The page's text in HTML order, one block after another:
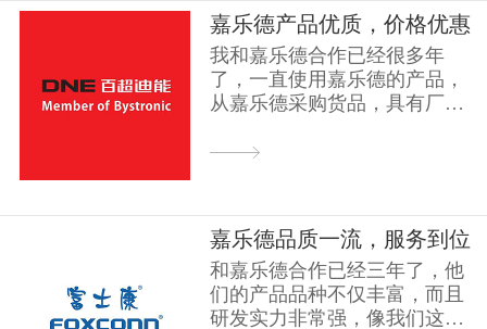
嘉乐德产品优质，价格优惠
我和嘉乐德合作已经很多年
了，一直使用嘉乐德的产品，
从嘉乐德采购货品，具有厂家
嘉乐德品质一流，服务到位
和嘉乐德合作已经三年了，他
们的产品品种不仅丰富，而且
研发实力非常强，像我们这种